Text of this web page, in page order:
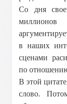
Со дня
миллионов
в наших
сценами
по
В этой
слово.